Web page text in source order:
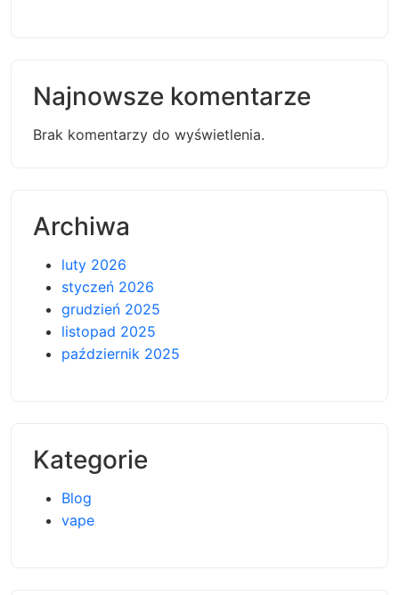
Najnowsze komentarze
Brak komentarzy do wyświetlenia.
Archiwa
luty 2026
styczeń 2026
grudzień 2025
listopad 2025
październik 2025
Kategorie
Blog
vape